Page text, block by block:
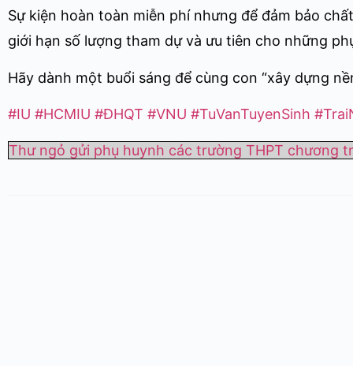
Sự kiện hoàn toàn miễn phí nhưng để đảm bảo
giới hạn số lượng tham dự và ưu tiên cho những
Hãy dành một buổi sáng để cùng con “xây dựng
#IU #HCMIU #ĐHQT #VNU #TuVanTuyenSinh
Thư ngỏ gửi phụ huynh các trường THPT chương